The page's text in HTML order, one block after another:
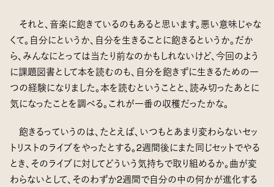
それと、音楽に飽きているのもあると思います。悪い意味じゃな
くて。自分にというか、自分を生きることに飽きるというか。だか
ら、みんなにとっては当たり前なのかもしれないけど、今回のよう
に課題図書として本を読むのも、自分を飽きずに生きるための一
つの経験になりました。本を読むということと、読み切ったあとに
気になったことを調べる。これが一番の収穫だったかな。
飽きるっていうのは、たとえば、いつもとあまり変わらないセッ
トリストのライブをやったとする。2週間後にまた同じセットでやる
とき、そのライブに対してどういう気持ちで取り組めるか。曲が変
わらないとして、そのわずか2週間で自分の中の何かが進化する